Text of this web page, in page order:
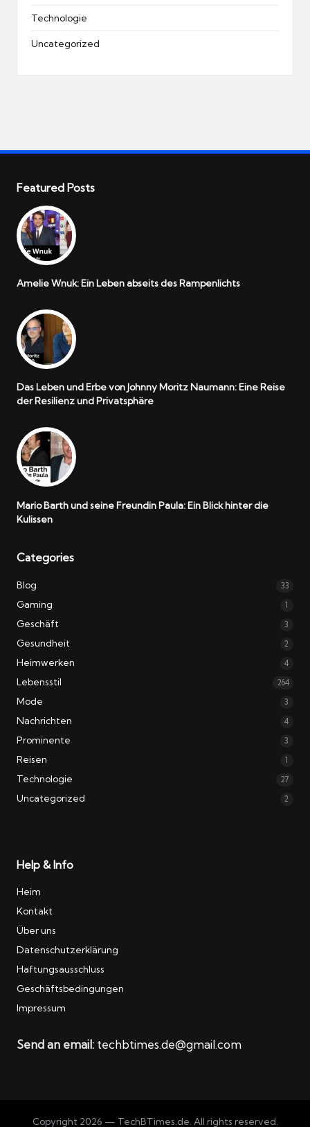
Technologie
Uncategorized
Featured Posts
Amelie Wnuk: Ein Leben abseits des Rampenlichts
Das Leben und Erbe von Johnny Moritz Naumann: Eine Reise
der Resilienz und Privatsphäre
Mario Barth und seine Freundin Paula: Ein Blick hinter die
Kulissen
Categories
Blog 33
Gaming 1
Geschäft 3
Gesundheit 2
Heimwerken 4
Lebensstil 264
Mode 3
Nachrichten 4
Prominente 3
Reisen 1
Technologie 27
Uncategorized 2
Help & Info
Heim
Kontakt
Über uns
Datenschutzerklärung
Haftungsausschluss
Geschäftsbedingungen
Impressum
Send an email: techbtimes.de@gmail.com
Copyright 2026 — TechBTimes.de. All rights reserved.